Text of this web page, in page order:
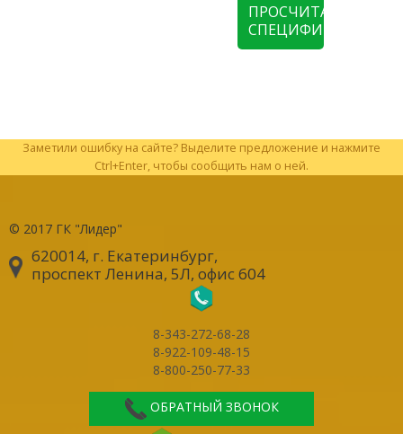
ПРОСЧИТАТЬ
СПЕЦИФИКАЦИЮ
Заметили ошибку на сайте? Выделите предложение и нажмите
Ctrl+Enter, чтобы сообщить нам о ней.
© 2017 ГК "Лидер"
620014, г. Екатеринбург,
проспект Ленина, 5Л, офис 604
8-343-272-68-28
8-922-109-48-15
8-800-250-77-33
ОБРАТНЫЙ ЗВОНОК